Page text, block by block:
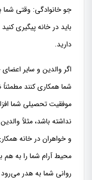
جو خانوادگی: وقتی شما
باید در خانه پیگیری
دارید.
اگر والدین و سایر
شما همکاری کنند
موفقیت تحصیلی شما
نداشته باشد، مثلاً
و خواهران در خانه
محیط آرام شما را به
روانی شما به هدر می‌رود